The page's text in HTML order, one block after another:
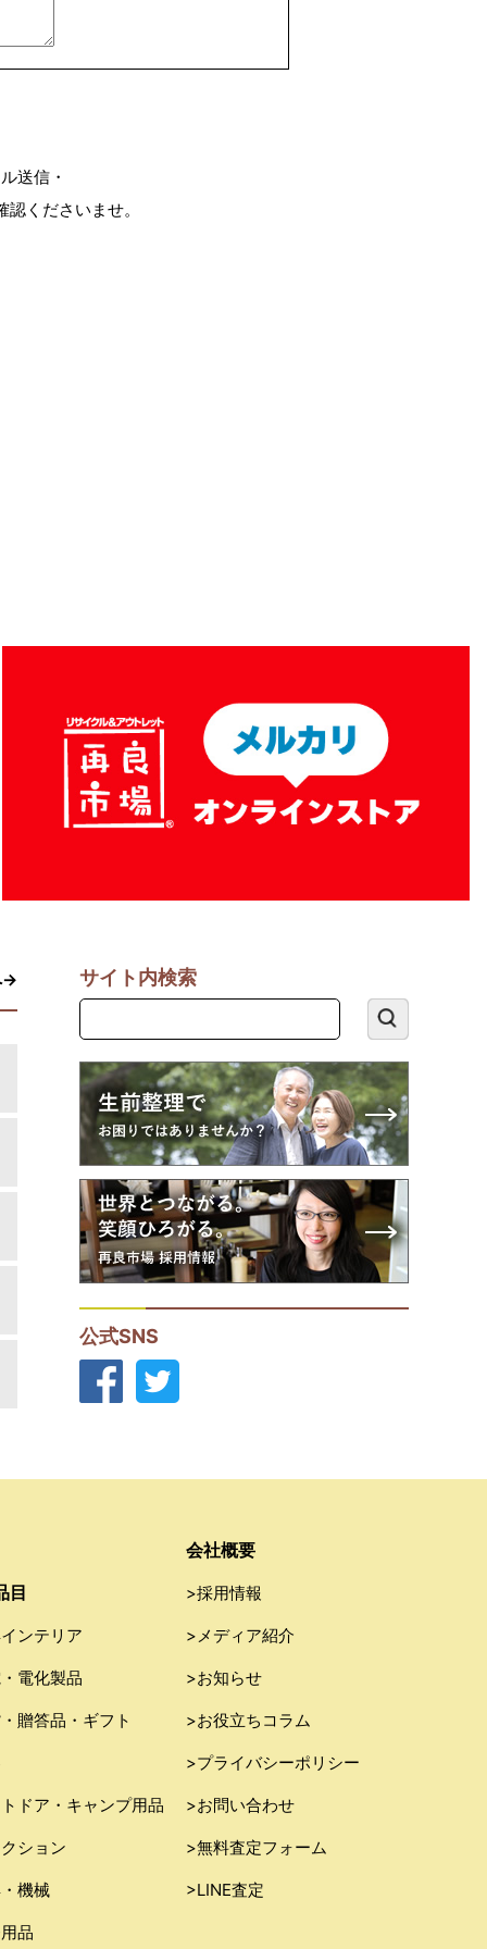
送信・
くださいませ。
→ サイト内検索
公式SNS
目
ンテリア
電化製品
贈答品・ギフト
ドア・キャンプ用品
ション
機械
品
会社概要
>採用情報
>メディア紹介
>お知らせ
>お役立ちコラム
>プライバシーポリシー
>お問い合わせ
>無料査定フォーム
>LINE査定